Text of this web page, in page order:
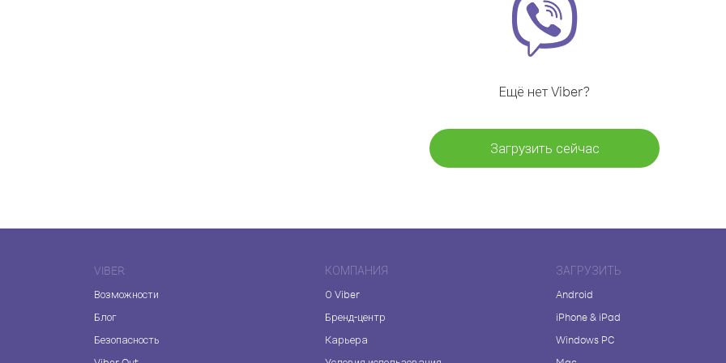
Ещё нет Viber?
Загрузить сейчас
VIBER
Возможности
Блог
Безопасность
КОМПАНИЯ
О Viber
Бренд-центр
Карьера
ЗАГРУЗИТЬ
Android
iPhone & iPad
Windows PC